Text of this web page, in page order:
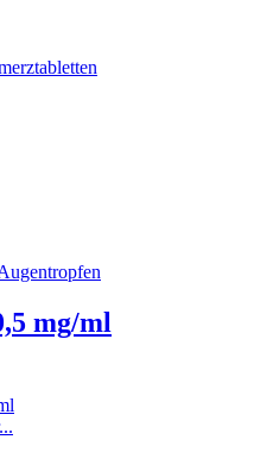
mg/ml